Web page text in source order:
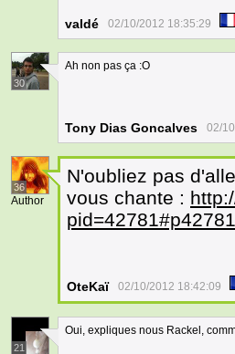
valdé 02/10/2012 18:35:29
30
Ah non pas ça :O
Tony Dias Goncalves 02/
36
Author
N'oubliez pas
vous chante :
pid=42781#p42781
OteKaï 02/10/2012 18:42:09
21
Oui, expliques nous Rackel,